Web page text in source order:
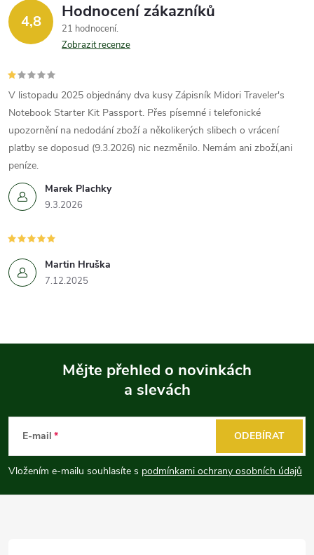
4,8 Hodnocení zákazníků
21 hodnocení
Zobrazit recenze
Marek Plachky
9.3.2026
V listopadu 2025 objednány dva kusy Zápisník Midori Traveler's
Notebook Starter Kit Passport. Přes písemné i telefonické
upozornění na nedodání zboží a několikerých slibech o vrácení
platby se doposud (9.3.2026) nic nezměnilo. Nemám ani zboží,ani
peníze.
Martin Hruška
7.12.2025
p
a
Mějte přehled o novinkách
a slevách
E-mail
Vložením e-mailu souhlasíte s podmínkami ochrany osobních údajů
ODEBÍRAT